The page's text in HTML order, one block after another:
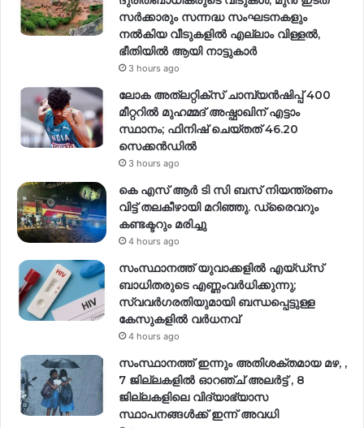
സർക്കാരും സന്നദ്ധ സംഘടനകളും
നൽകിയ വീടുകളിൽ എല്ലാം വിള്ളൽ,
ഭീതിയിൽ ആയി നാട്ടുകാർ
3 hours ago
ലോക അത്‌ലറ്റിക്‌സ് ചാമ്പ്യൻഷിപ്പ് 400
മീറ്ററിൽ മുഹമ്മദ് അഷ്ഫാഖിന് എട്ടാം
സ്ഥാനം; ഫിനിഷ് ചെയ്തത് 46.20
സെക്കൻഡിൽ
3 hours ago
കെ എസ് ആർ ടി സി ബസ് നിയന്ത്രണം
വിട്ട് തലകീഴായി മറിഞ്ഞു. ഡ്രൈവറും
കണ്ടക്ടറും മരിച്ചു
4 hours ago
സംസ്ഥാനത്ത് യുവാക്കളിൽ എയ്ഡ്സ്
ബാധിതരുടെ എണ്ണംവർധിക്കുന്നു;
സ്വവർഗരതിയുമായി ബന്ധപ്പെട്ടുള്ള
കേസുകളിൽ വര്‍ധനവ്
4 hours ago
സംസ്ഥാനത്ത് ഇന്നും അതിശക്തമായ മഴ, ,
7 ജില്ലകളിൽ ഓറഞ്ച് അലർട്ട് , 8
ജില്ലകളിലെ വിദ്യാഭ്യാസ
സ്ഥാപനങ്ങൾക്ക് ഇന്ന് അവധി